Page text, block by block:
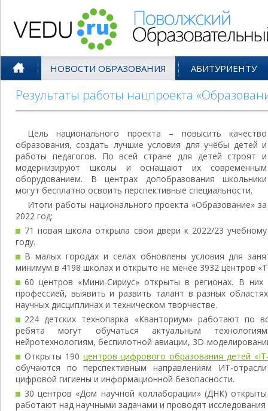
НОВОСТИ ОБРАЗОВАНИЯ АБИТУРИЕНТУ
Результаты работы нацпроекта
Цель национального проекта – повысить качество
образования, создать лучшие условия для учёбы детей и
работы педагогов. По всей стране для детей строят и
модернизируют школы и оснащают их современным
оборудованием. В центрах допобразования школьники
могут бесплатно освоить перспективные специальности.
Итоги работы национального проекта «Образование» за
2022 год:
71 новая школа открыла свои двери к 2022/23 учебному
году.
В малых городах и селах обновлены условия для
минимум в 4198 школах и открыто не менее 3932 центров
60 центров «Мини-Сириус» открыты в регионах. В
профессией, выявить и развить талант в разных
научных дисциплинах и техническом творчестве.
224 детских технопарка «Кванториум» работают по
ребята могут обучаться актуальным
нейротехнологиям, беспилотной авиации, 3D-
Открыты 190 центров цифрового образования детей
обучаются по перспективным направлениям ИТ-
цифровой гигиены и информационной безопасности.
30 центров «Дом научной коллаборации» (ДНК)
работают над научными задачами и проводят